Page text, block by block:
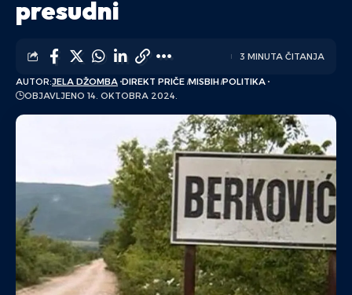
presudni
AUTOR:JELA DŽOMBA DIREKT PRIČE MISBIH POLITIKA
OBJAVLJENO 14. OKTOBRA 2024.
3 MINUTA ČITANJA